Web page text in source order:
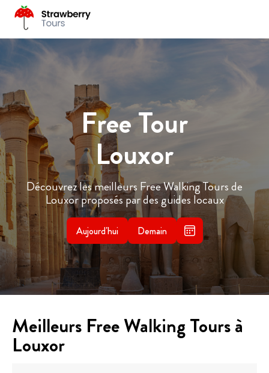
Free Tour
Louxor
Découvrez les meilleurs Free Walking Tours de
Louxor proposés par des guides locaux
Aujourd'hui Demain
Meilleurs Free Walking Tours à
Louxor